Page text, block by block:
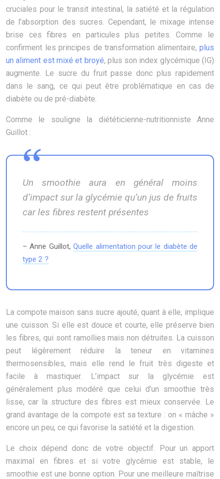
cruciales pour le transit intestinal, la satiété et la régulation
de l’absorption des sucres. Cependant, le mixage intense
brise ces fibres en particules plus petites. Comme le
confirment les principes de transformation alimentaire, plus
un aliment est mixé et broyé, plus son index glycémique (IG)
augmente. Le sucre du fruit passe donc plus rapidement
dans le sang, ce qui peut être problématique en cas de
diabète ou de pré-diabète.
Comme le souligne la diététicienne-nutritionniste Anne
Guillot :
Un smoothie aura en général moins
d’impact sur la glycémie qu’un jus de fruits
car les fibres restent présentes
– Anne Guillot,Quelle alimentation pour le diabète de
type 2 ?
La compote maison sans sucre ajouté, quant à elle, implique
une cuisson. Si elle est douce et courte, elle préserve bien
les fibres, qui sont ramollies mais non détruites. La cuisson
peut légèrement réduire la teneur en vitamines
thermosensibles, mais elle rend le fruit très digeste et
facile à mastiquer. L’impact sur la glycémie est
généralement plus modéré que celui d’un smoothie très
lisse, car la structure des fibres est mieux conservée. Le
grand avantage de la compote est sa texture : on « mâche »
encore un peu, ce qui favorise la satiété et la digestion.
Le choix dépend donc de votre objectif. Pour un apport
maximal en fibres et si votre glycémie est stable, le
smoothie est une bonne option. Pour une meilleure maîtrise